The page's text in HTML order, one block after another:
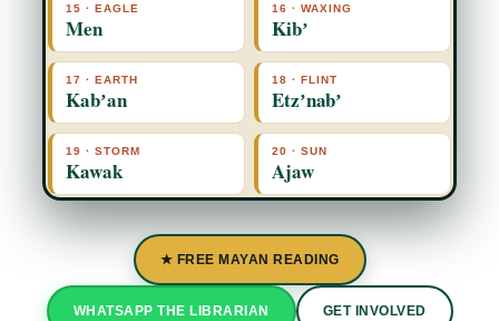
15 · EAGLE
Men
16 · WAXING
Kibʼ
17 · EARTH
Kabʼan
18 · FLINT
Etzʼnabʼ
19 · STORM
Kawak
20 · SUN
Ajaw
★ FREE MAYAN READING
WHATSAPP THE LIBRARIAN GET INVOLVED